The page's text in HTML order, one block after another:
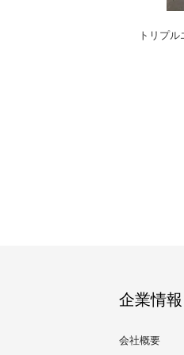
トリプ
企業情報
会社概要